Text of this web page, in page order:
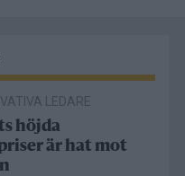
LEDARE
höjda
är hat mot